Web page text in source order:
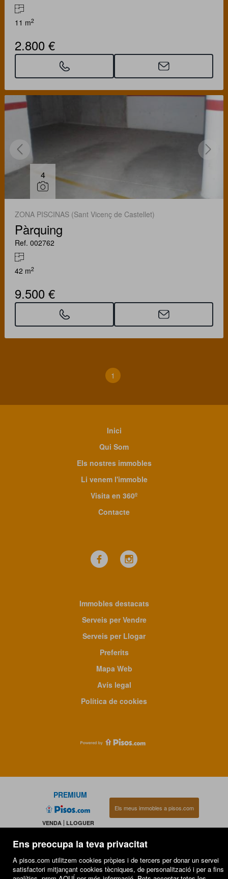
Ens preocupa la teva privacitat
A pisos.com utilitzem cookies pròpies i de tercers per donar un servei
satisfactori mitjançant cookies tècniques, de personalització i per a fins
11 m2
2.800 €
4
ZONA PISCINAS (Sant Vicenç de Castellet)
Pàrquing
Ref. 002762
42 m2
9.500 €
1
Inici
Qui Som
Els nostres immobles
Li venem l'immoble
Visita en 360º
Contacte
Immobles destacats
Serveis per Vendre
Serveis per Llogar
Preferits
Mapa Web
Avís legal
Política de cookies
PREMIUM
VENDA LLOGUER
Els meus immobles a pisos.com